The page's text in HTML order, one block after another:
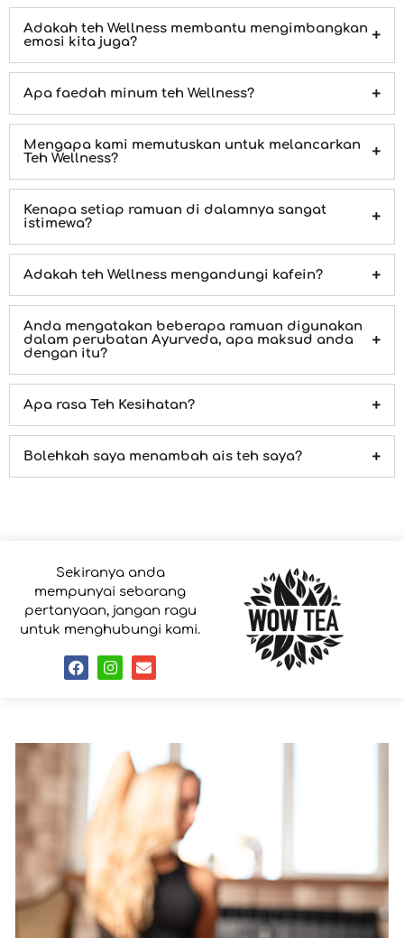
Adakah teh Wellness membantu mengimbangkan
emosi kita juga?
Apa faedah minum teh Wellness?
Mengapa kami memutuskan untuk melancarkan
Teh Wellness?
Kenapa setiap ramuan di dalamnya sangat
istimewa?
Adakah teh Wellness mengandungi kafein?
Anda mengatakan beberapa ramuan digunakan
dalam perubatan Ayurveda, apa maksud anda
dengan itu?
Apa rasa Teh Kesihatan?
Bolehkah saya menambah ais teh saya?
Sekiranya anda
mempunyai sebarang
pertanyaan, jangan ragu
untuk menghubungi kami.